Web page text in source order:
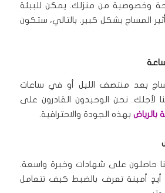
وخصوصية من منزلك. يمكن للبيئة
المساج بشكل كبير. بالتالي، ستكون
بعد منتصف الليل أو في ساعات
لأجلك. نحن الوحيدون القادرون على
بهذه الجودة والاحترافية.
حاصلون على شهادات وخبرة واسعة.
أمينة تعرف بالضبط كيف تتعامل